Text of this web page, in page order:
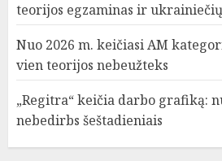
teorijos egzaminas ir
Nuo 2026 m. keičiasi AM
vien teorijos nebeužteks
„Regitra“ keičia darbo grafiką:
nebedirbs šeštadieniais